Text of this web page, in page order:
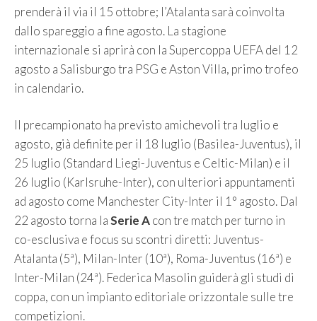
prenderà il via il 15 ottobre; l’Atalanta sarà coinvolta
dallo spareggio a fine agosto. La stagione
internazionale si aprirà con la Supercoppa UEFA del 12
agosto a Salisburgo tra PSG e Aston Villa, primo trofeo
in calendario.
Il precampionato ha previsto amichevoli tra luglio e
agosto, già definite per il 18 luglio (Basilea-Juventus), il
25 luglio (Standard Liegi-Juventus e Celtic-Milan) e il
26 luglio (Karlsruhe-Inter), con ulteriori appuntamenti
ad agosto come Manchester City-Inter il 1° agosto. Dal
22 agosto torna laSerie Acon tre match per turno in
co-esclusiva e focus su scontri diretti: Juventus-
Atalanta (5ª), Milan-Inter (10ª), Roma-Juventus (16ª) e
Inter-Milan (24ª). Federica Masolin guiderà gli studi di
coppa, con un impianto editoriale orizzontale sulle tre
competizioni.